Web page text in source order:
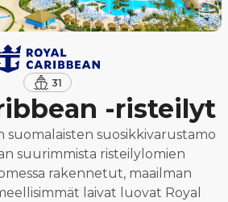
31
-risteilyt
suomalaisten suosikkivarustamo
suurimmista risteilylomien
rakennetut, maailman
laivat luovat Royal